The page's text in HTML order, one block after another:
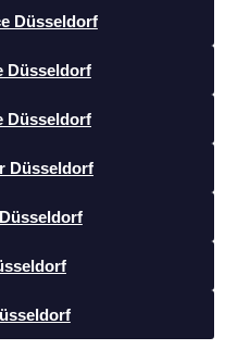
Düsseldorf
Düsseldorf
Düsseldorf
Düsseldorf